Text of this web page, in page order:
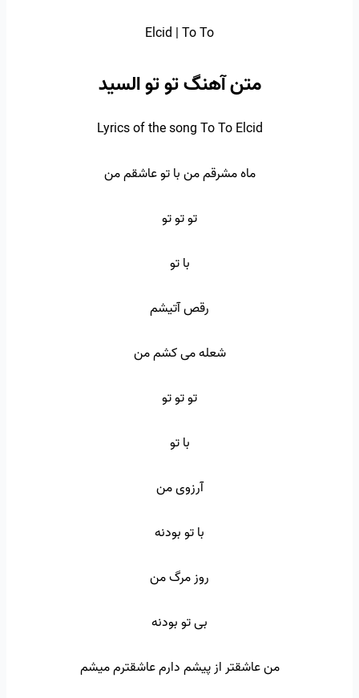
Elcid | To To
متن آهنگ تو تو السید
Lyrics of the song To To Elcid
ماه مشرقم من با تو عاشقم من
تو تو تو
با تو
رقص آتیشم
شعله می کشم من
تو تو تو
با تو
آرزوی من
با تو بودنه
روز مرگ من
بی تو بودنه
من عاشقتر از پیشم دارم عاشقترم میشم